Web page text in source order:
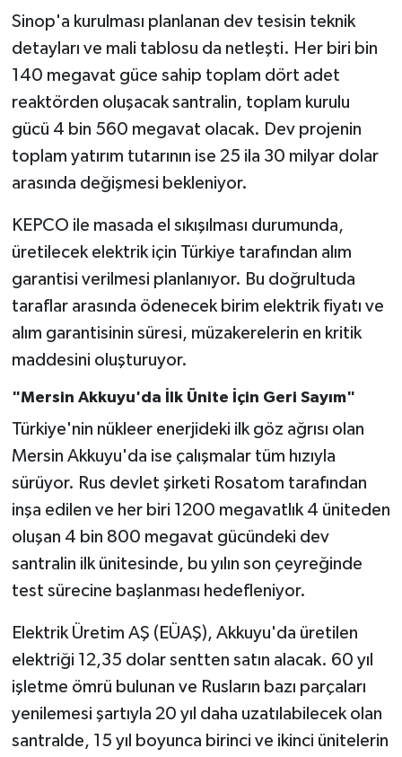
Sinop'a kurulması planlanan dev tesisin teknik
detayları ve mali tablosu da netleşti. Her biri bin
140 megavat güce sahip toplam dört adet
reaktörden oluşacak santralin, toplam kurulu
gücü 4 bin 560 megavat olacak. Dev projenin
toplam yatırım tutarının ise 25 ila 30 milyar dolar
arasında değişmesi bekleniyor.
KEPCO ile masada el sıkışılması durumunda,
üretilecek elektrik için Türkiye tarafından alım
garantisi verilmesi planlanıyor. Bu doğrultuda
taraflar arasında ödenecek birim elektrik fiyatı ve
alım garantisinin süresi, müzakerelerin en kritik
maddesini oluşturuyor.
"Mersin Akkuyu'da İlk Ünite İçin Geri Sayım"
Türkiye'nin nükleer enerjideki ilk göz ağrısı olan
Mersin Akkuyu'da ise çalışmalar tüm hızıyla
sürüyor. Rus devlet şirketi Rosatom tarafından
inşa edilen ve her biri 1200 megavatlık 4 üniteden
oluşan 4 bin 800 megavat gücündeki dev
santralin ilk ünitesinde, bu yılın son çeyreğinde
test sürecine başlanması hedefleniyor.
Elektrik Üretim AŞ (EÜAŞ), Akkuyu'da üretilen
elektriği 12,35 dolar sentten satın alacak. 60 yıl
işletme ömrü bulunan ve Rusların bazı parçaları
yenilemesi şartıyla 20 yıl daha uzatılabilecek olan
santralde, 15 yıl boyunca birinci ve ikinci ünitelerin